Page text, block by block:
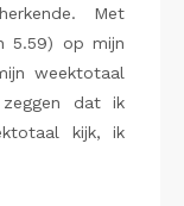
Met
5.59) op mijn
weektotaal
dat ik
kijk, ik